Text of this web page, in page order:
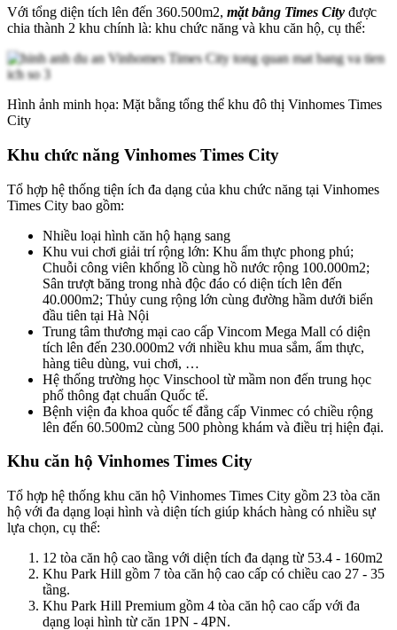
Với tổng diện tích lên đến 360.500m2, mặt bằng Times City được
chia thành 2 khu chính là: khu chức năng và khu căn hộ, cụ thể:
Hình ảnh minh họa: Mặt bằng tổng thể khu đô thị Vinhomes Times
City
Khu chức năng Vinhomes Times City
Tổ hợp hệ thống tiện ích đa dạng của khu chức năng tại Vinhomes
Times City bao gồm:
Nhiều loại hình căn hộ hạng sang
Khu vui chơi giải trí rộng lớn: Khu ẩm thực phong phú;
Chuỗi công viên khổng lồ cùng hồ nước rộng 100.000m2;
Sân trượt băng trong nhà độc đáo có diện tích lên đến
40.000m2; Thủy cung rộng lớn cùng đường hầm dưới biển
đầu tiên tại Hà Nội
Trung tâm thương mại cao cấp Vincom Mega Mall có diện
tích lên đến 230.000m2 với nhiều khu mua sắm, ẩm thực,
hàng tiêu dùng, vui chơi, …
Hệ thống trường học Vinschool từ mầm non đến trung học
phổ thông đạt chuẩn Quốc tế.
Bệnh viện đa khoa quốc tế đẳng cấp Vinmec có chiều rộng
lên đến 60.500m2 cùng 500 phòng khám và điều trị hiện đại.
Khu căn hộ Vinhomes Times City
Tổ hợp hệ thống khu căn hộ Vinhomes Times City gồm 23 tòa căn
hộ với đa dạng loại hình và diện tích giúp khách hàng có nhiều sự
lựa chọn, cụ thể:
12 tòa căn hộ cao tầng với diện tích đa dạng từ 53.4 - 160m2
Khu Park Hill gồm 7 tòa căn hộ cao cấp có chiều cao 27 - 35
tầng.
Khu Park Hill Premium gồm 4 tòa căn hộ cao cấp với đa
dạng loại hình từ căn 1PN - 4PN.